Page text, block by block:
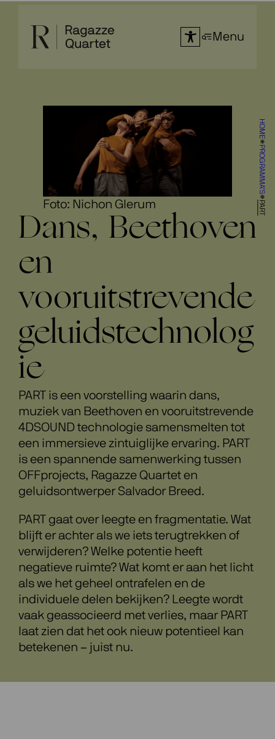
HOME
PROGRAMMA’S
PART
Menu
Foto: Nichon Glerum
Dans, Beethoven
en
vooruitstrevende
geluidstechnolog
ie
PART is een voorstelling waarin dans,
muziek van Beethoven en vooruitstrevende
4DSOUND technologie samensmelten tot
een immersieve zintuiglijke ervaring. PART
is een spannende samenwerking tussen
OFFprojects, Ragazze Quartet en
geluidsontwerper Salvador Breed.
PART gaat over leegte en fragmentatie. Wat
blijft er achter als we iets terugtrekken of
verwijderen? Welke potentie heeft
negatieve ruimte? Wat komt er aan het licht
als we het geheel ontrafelen en de
individuele delen bekijken? Leegte wordt
vaak geassocieerd met verlies, maar PART
laat zien dat het ook nieuw potentieel kan
betekenen – juist nu.